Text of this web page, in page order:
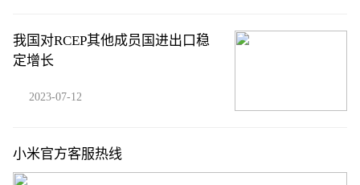
我国对RCEP其他成员国进出口稳
定增长
2023-07-12
小米官方客服热线